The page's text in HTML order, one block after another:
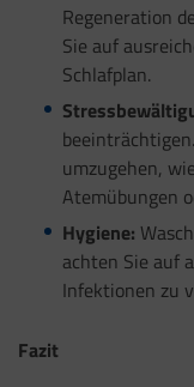
Regeneration
Sie auf
Schlafplan.
umzugehen,
Atemübungen
Hygiene:
achten Sie auf
Infektionen zu
Fazit